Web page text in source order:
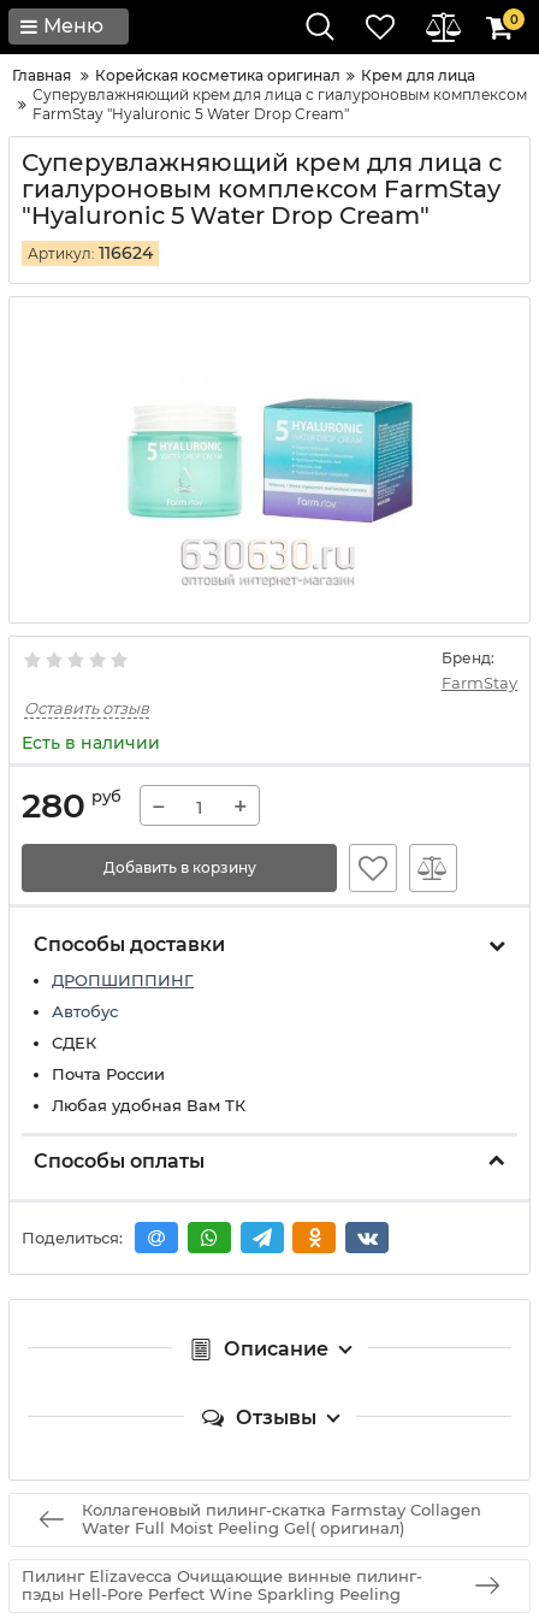
Меню 0
Главная Корейская косметика оригинал
Крем для лица
Суперувлажняющий крем для лица с гиалуроновым комплексом
FarmStay "Hyaluronic 5 Water Drop Cream"
Суперувлажняющий крем для лица с
гиалуроновым комплексом FarmStay
"Hyaluronic 5 Water Drop Cream"
Артикул: 116624
Бренд:
FarmStay
Оставить отзыв
Есть в наличии
280 руб − +
Добавить в корзину
Способы доставки
ДРОПШИППИНГ
Автобус
СДЕК
Почта России
Любая удобная Вам ТК
Способы оплаты
Поделиться:
Описание
Отзывы
Коллагеновый пилинг-скатка Farmstay Collagen
Water Full Moist Peeling Gel( оригинал)
Пилинг Elizavecca Очищающие винные пилинг-
пэды Hell-Pore Perfect Wine Sparkling Peeling